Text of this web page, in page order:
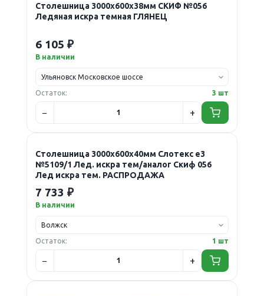
Столешница 3000х600х38мм СКИФ №056
Ледяная искра темная ГЛЯНЕЦ
6 105 ₽
В наличии
Остаток: 3 шт
Столешница 3000х600х40мм Слотекс е3
№5109/1 Лед. искра тем/аналог Скиф 056
Лед искра тем. РАСПРОДАЖА
7 733 ₽
В наличии
Остаток: 1 шт